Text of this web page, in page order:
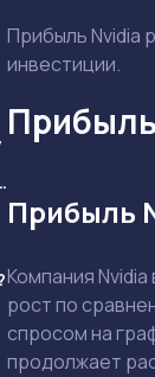
Прибыль Nvidia
инвестиции.
Прибыль
Компания
рост по
спросом на
продолжает